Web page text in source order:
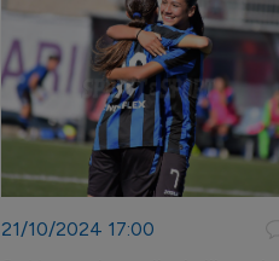
21/10/2024 17:00